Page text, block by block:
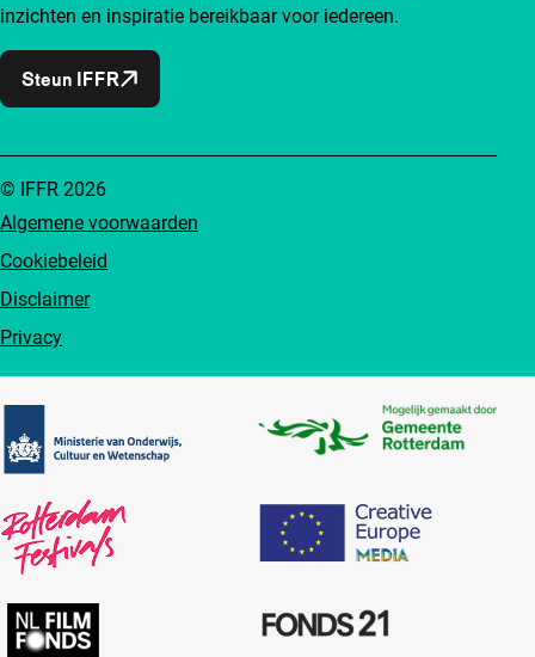
inzichten en inspiratie bereikbaar voor iedereen.
Steun IFFR
Algemene voorwaarden
Cookiebeleid
Disclaimer
Privacy
© IFFR 2026